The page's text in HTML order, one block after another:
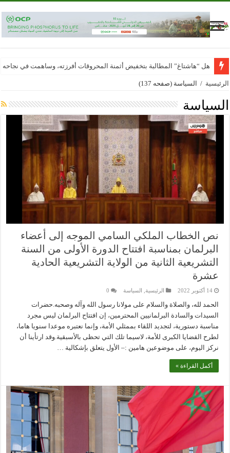
هل “هاشتاغ” المطالبة بتخفيض أثمنة المحروقات أفرزته، وساهمت في
الرئيسية / السياسة (صفحه 137)
السياسة
نص الخطاب الملكي السامي الموجه إلى أعضاء
البرلمان بمناسبة افتتاح الدورة الأولى من السنة
التشريعية الثانية من الولاية التشريعية الحادية
عشرة
14 أكتوبر 2022 الرئيسية السياسة 0
الحمد لله، والصلاة والسلام على مولانا رسول الله وآله وصحبه.حضرات
السيدات والسادة البرلمانيين المحترمين، إن افتتاح البرلمان ليس مجرد
مناسبة دستورية، لتجديد اللقاء بممثلي الأمة، وإنما نعتبره موعدا سنويا هاما،
لطرح القضايا الكبرى للأمة، لاسيما تلك التي تحظى بالأسبقية.وقد ارتأينا أن
نركز اليوم، على موضوعين هامين :– الأول يتعلق بإشكالية …
أكمل القراءة »